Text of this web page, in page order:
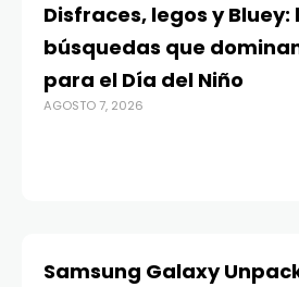
Disfraces, legos y Bluey:
búsquedas que
para el Día del Niño
AGOSTO 7, 2026
Samsung Galaxy